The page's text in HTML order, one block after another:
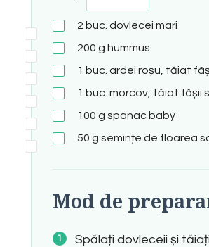
2 buc. dovlecei mari
200 g hummus
1 buc. ardei roșu, tăiat
1 buc. morcov, tăiat fâșii
100 g spanac baby
50 g semințe de floarea
Mod de
Spălați dovleceii și